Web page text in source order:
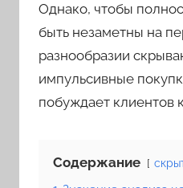
Однако, чтобы
быть незаметны на
разнообразии
импульсивные
побуждает клиентов
Содержание